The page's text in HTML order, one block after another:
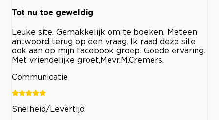
Tot nu toe geweldig
Leuke site. Gemakkelijk om te boeken. Meteen
antwoord terug op een vraag. Ik raad deze site
ook aan op mijn facebook groep. Goede ervaring.
Met vriendelijke groet,Mevr.M.Cremers.
Communicatie
Snelheid/Levertijd